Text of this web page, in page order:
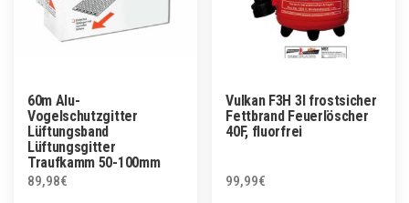
60m Alu-
Vogelschutzgitter
Lüftungsband
Lüftungsgitter
Traufkamm 50-100mm
89,98€
Vulkan F3H 3l frostsicher
Fettbrand Feuerlöscher
40F, fluorfrei
99,99€